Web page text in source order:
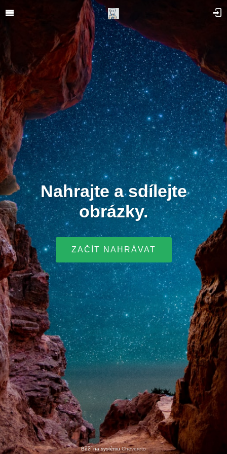
Nahrajte a sdílejte
obrázky.
ZAČÍT NAHRÁVAT
Běží na systémuChevereto